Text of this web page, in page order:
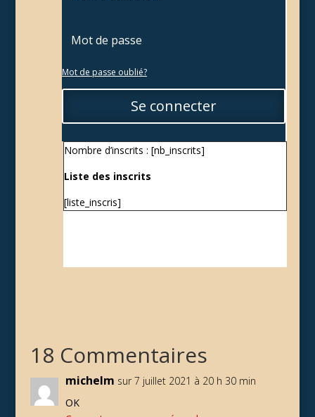
Mot de passe oublié?
Se connecter
Nombre d’inscrits : [nb_inscrits]
Liste des inscrits
[liste_inscris]
18 Commentaires
michelm sur 7 juillet 2021 à 20 h 30 min
OK